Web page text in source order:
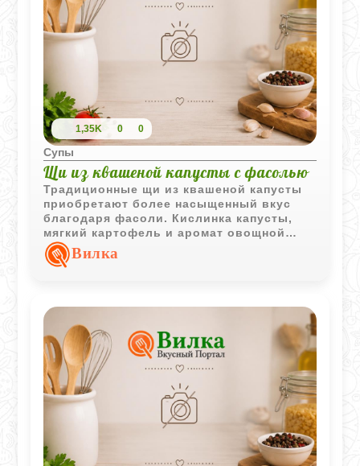
1,35K 0 0
Супы
Щи из квашеной капусты с фасолью
Традиционные щи из квашеной капусты
приобретают более насыщенный вкус
благодаря фасоли. Кислинка капусты,
мягкий картофель и аромат овощной
зажарки делают блюдо сытным и
особенно уютным в прохладное время
Вилка